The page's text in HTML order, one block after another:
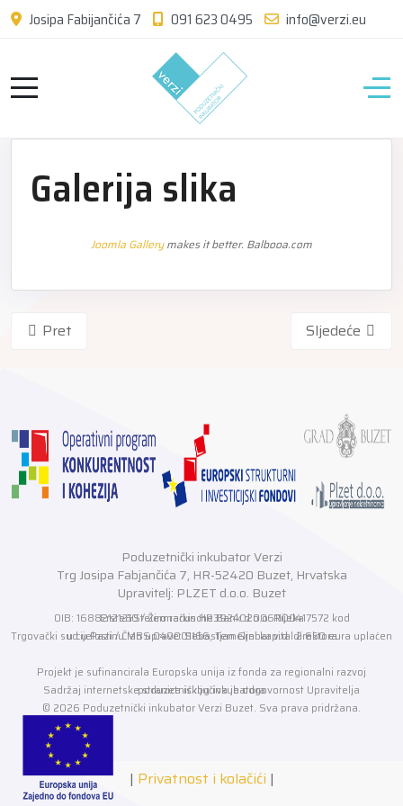
Josipa Fabijančića 7 091 623 0495 info@verzi.eu
Galerija slika
Joomla Gallerymakes it better. Balbooa.com
Pret Sljedeće
Poduzetnički inkubator Verzi
Trg Josipa Fabjančića 7, HR-52420 Buzet, Hrvatska
Upravitelj: PLZET d.o.o. Buzet
OIB: 16882121210 / Žiro račun HR3924020061100417572 kod Erste&Steiermarkische Bank d.o.o. Rijeka
Trgovački sud u Pazinu MBS 040001166, Temeljni kapital 2.650 eura uplaćen u cijelosti / Član uprave: Sebastjan Grabar v.d. direktora
Projekt je sufinancirala Europska unija iz fonda za regionalni razvoj
Sadržaj internetske stranice isključiva je odgovornost Upravitelja poduzetničkog inkubatora
© 2026 Poduzetnički inkubator Verzi Buzet. Sva prava pridržana.
| Privatnost i kolačići |